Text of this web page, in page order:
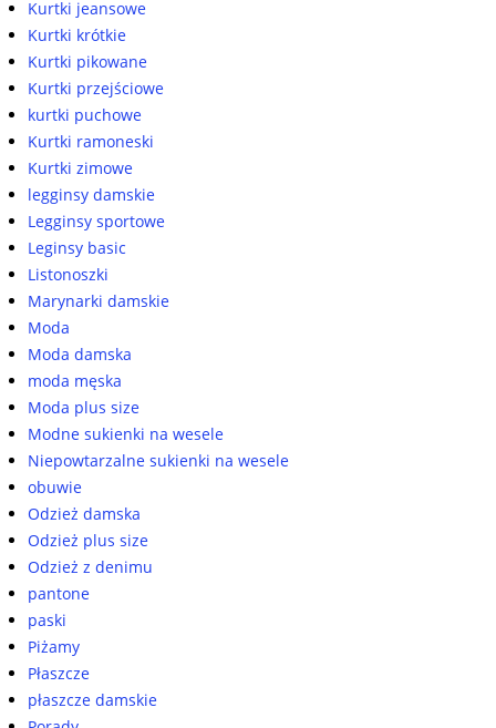
Kurtki jeansowe
Kurtki krótkie
Kurtki pikowane
Kurtki przejściowe
kurtki puchowe
Kurtki ramoneski
Kurtki zimowe
legginsy damskie
Legginsy sportowe
Leginsy basic
Listonoszki
Marynarki damskie
Moda
Moda damska
moda męska
Moda plus size
Modne sukienki na wesele
Niepowtarzalne sukienki na wesele
obuwie
Odzież damska
Odzież plus size
Odzież z denimu
pantone
paski
Piżamy
Płaszcze
płaszcze damskie